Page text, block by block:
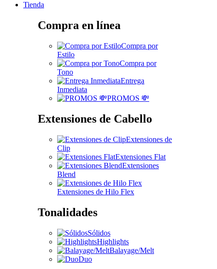
Tienda
Compra en línea
Compra por
Estilo
Compra por
Tono
Entrega
Inmediata
PROMOS 💸
Extensiones de Cabello
Extensiones de
Clip
Extensiones Flat
Extensiones
Blend
Extensiones de Hilo Flex
Tonalidades
Sólidos
Highlights
Balayage/Melt
Duo